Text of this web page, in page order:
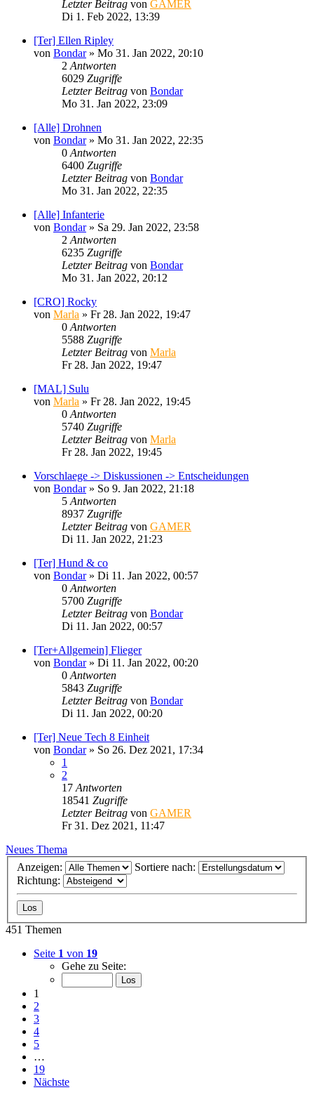
Letzter Beitrag von GAMER
Di 1. Feb 2022, 13:39
[Ter] Ellen Ripley
von Bondar» Mo 31. Jan 2022, 20:10
2 Antworten
6029 Zugriffe
Letzter Beitrag von Bondar
Mo 31. Jan 2022, 23:09
[Alle] Drohnen
von Bondar» Mo 31. Jan 2022, 22:35
0 Antworten
6400 Zugriffe
Letzter Beitrag von Bondar
Mo 31. Jan 2022, 22:35
[Alle] Infanterie
von Bondar» Sa 29. Jan 2022, 23:58
2 Antworten
6235 Zugriffe
Letzter Beitrag von Bondar
Mo 31. Jan 2022, 20:12
[CRO] Rocky
von Marla » Fr 28. Jan 2022, 19:47
0 Antworten
5588 Zugriffe
Letzter Beitrag von Marla
Fr 28. Jan 2022, 19:47
[MAL] Sulu
von Marla » Fr 28. Jan 2022, 19:45
0 Antworten
5740 Zugriffe
Letzter Beitrag von Marla
Fr 28. Jan 2022, 19:45
Vorschlaege -> Diskussionen -> Entscheidungen
von Bondar» So 9. Jan 2022, 21:18
5 Antworten
8937 Zugriffe
Letzter Beitrag von GAMER
Di 11. Jan 2022, 21:23
[Ter] Hund & co
von Bondar» Di 11. Jan 2022, 00:57
0 Antworten
5700 Zugriffe
Letzter Beitrag von Bondar
Di 11. Jan 2022, 00:57
[Ter+Allgemein] Flieger
von Bondar» Di 11. Jan 2022, 00:20
0 Antworten
5843 Zugriffe
Letzter Beitrag von Bondar
Di 11. Jan 2022, 00:20
[Ter] Neue Tech 8 Einheit
von Bondar» So 26. Dez 2021, 17:34
1
2
17 Antworten
18541 Zugriffe
Letzter Beitrag von GAMER
Fr 31. Dez 2021, 11:47
Neues Thema
Anzeigen:
Sortiere nach:
Richtung:
451 Themen
Seite 1 von 19
Gehe zu Seite:
1
2
3
4
5
…
19
Nächste